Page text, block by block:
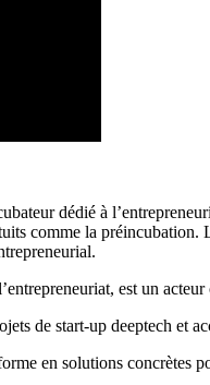
dédié à
comme la
est un
de start-up deeptech et
en solutions concrètes